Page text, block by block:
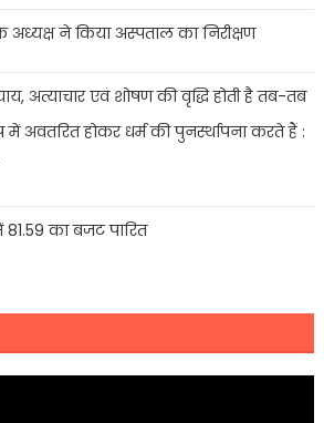
ने किया अस्पताल का निरीक्षण
अत्याचार एवं शोषण की वृद्धि होती है तब-तब
अवतरित होकर धर्म की पुनर्स्थापना करते हैं :
का बजट पारित